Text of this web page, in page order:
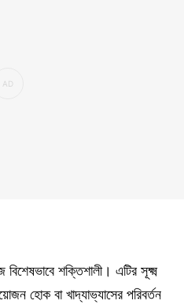
শক্তিশালী। এটির সূক্ষ্ম
হোক বা খাদ্যাভ্যাসের পরিবর্তন